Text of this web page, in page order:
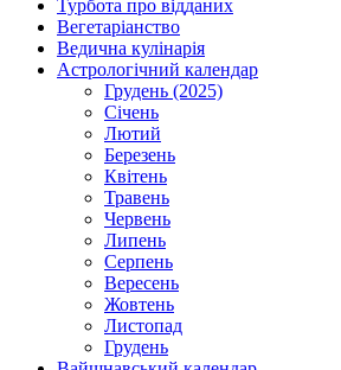
Турбота про відданих
Вегетаріанство
Ведична кулінарія
Астрологічний календар
Грудень (2025)
Січень
Лютий
Березень
Квітень
Травень
Червень
Липень
Серпень
Вересень
Жовтень
Листопад
Грудень